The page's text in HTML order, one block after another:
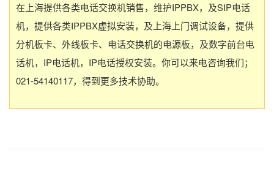
在上海提供各类电话交换机销售，维护IPPBX，及SIP电话
机，提供各类IPPBX虚拟安装，及上海上门调试设备，提供
分机板卡、外线板卡、电话交换机的电源板，及数字前台电
话机，IP电话机，IP电话授权安装。你可以来电咨询我们；
021-54140117，得到更多技术协助。